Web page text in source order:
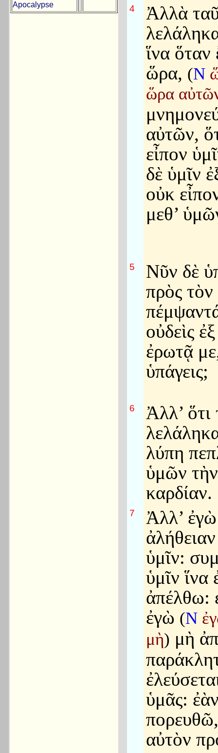
Apocalypse
4
Ἀλλὰ
ἵνα ὅταν
ὥρα, (N
ὥρα
αὐτῶν,
εἶπον
δὲ ὑμῖν
οὐκ
μεθ’
5
Νῦν δὲ
πρὸς τὸν
οὐδεὶς
ἐρωτᾷ
ὑπάγεις;
6
Ἀλλ’ ὅτι
λύπη
ὑμῶν τὴν
καρδίαν.
7
Ἀλλ’
ὑμῖν:
ὑμῖν ἵνα
ἀπέλθω:
ἐγὼ (N
μὴ) μὴ
ὑμᾶς:
αὐτὸν